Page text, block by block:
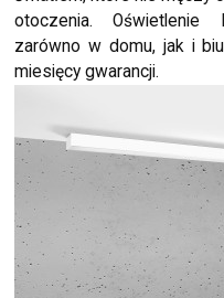
otoczenia.
zarówno w domu, jak i
miesięcy gwarancji.